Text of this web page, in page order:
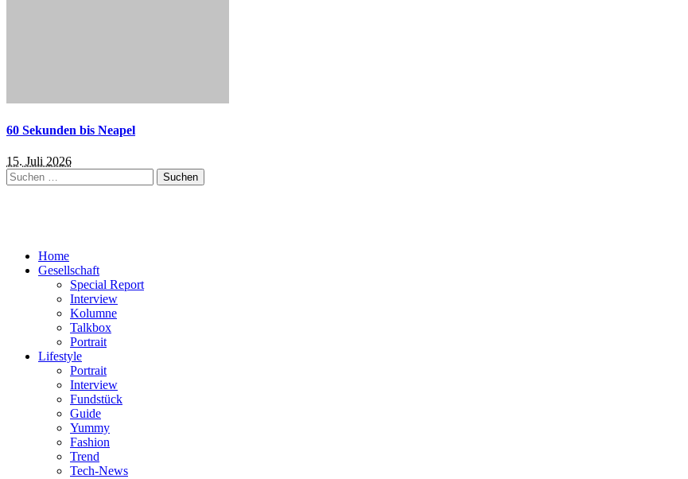
60 Sekunden bis Neapel
15. Juli 2026
Suchen
nach:
Home
Gesellschaft
Special Report
Interview
Kolumne
Talkbox
Portrait
Lifestyle
Portrait
Interview
Fundstück
Guide
Yummy
Fashion
Trend
Tech-News